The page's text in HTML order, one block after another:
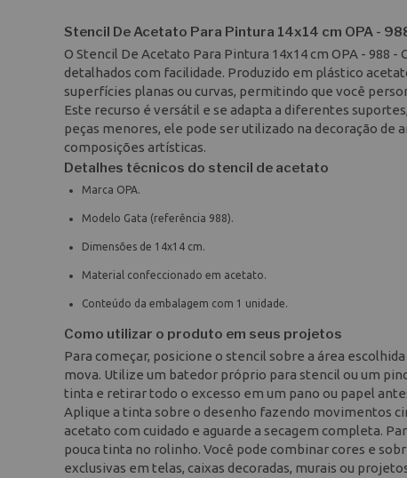
Stencil De Acetato Para Pintura 14x14 cm OPA -
O Stencil De Acetato Para Pintura 14x14 cm OPA - 988
detalhados com facilidade. Produzido em plástico
superfícies planas ou curvas, permitindo que você
Este recurso é versátil e se adapta a diferentes
peças menores, ele pode ser utilizado na decoração de
composições artísticas.
Detalhes técnicos do stencil de acetato
Marca OPA.
Modelo Gata (referência 988).
Dimensões de 14x14 cm.
Material confeccionado em acetato.
Conteúdo da embalagem com 1 unidade.
Como utilizar o produto em seus projetos
Para começar, posicione o stencil sobre a área
mova. Utilize um batedor próprio para stencil ou um
tinta e retirar todo o excesso em um pano ou papel
Aplique a tinta sobre o desenho fazendo movimentos
acetato com cuidado e aguarde a secagem completa.
pouca tinta no rolinho. Você pode combinar cores e
exclusivas em telas, caixas decoradas, murais ou